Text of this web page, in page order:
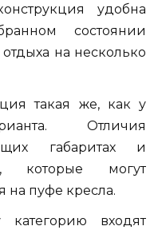
удобна
состоянии
на несколько
такая же, как у
Отличия
габаритах и
которые могут
на пуфе кресла.
категорию входят